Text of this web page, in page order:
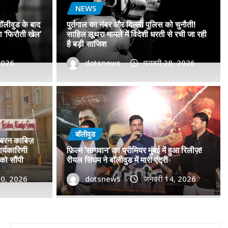
बॉलीवुड
मुख्यमंत्री डॉ. प्रमोद सावंत का
समर्थन; पोस्टर विमोचन कर
की टीम का बढ़ाया मान!
dotsnews जनवरी 9, 2026 0
के बाद
खेल’
NEWS
पुर्तगाल का नंबर और दिल्ली पुलिस को चुनौती!
साहिल लूथरा मामले में विदेशी धरती से रची जा रही
है बड़ी साजिश
dotsnews फरवरी 28, 2026
काबिज़
सौंपी
2026
बॉलीवुड
फ़िल्म ‘सागवान’ का प्रीमियर मुंबई में हुआ रिलीज़!
रीयल सिंघम ने बॉलीवुड में मारी एंट्री
dotsnews जनवरी 14, 2026